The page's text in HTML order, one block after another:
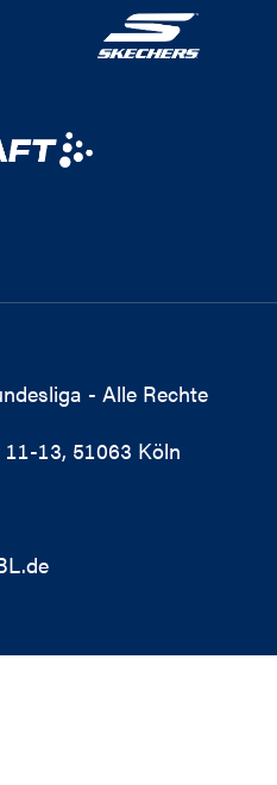
- Alle Rechte
13, 51063 Köln